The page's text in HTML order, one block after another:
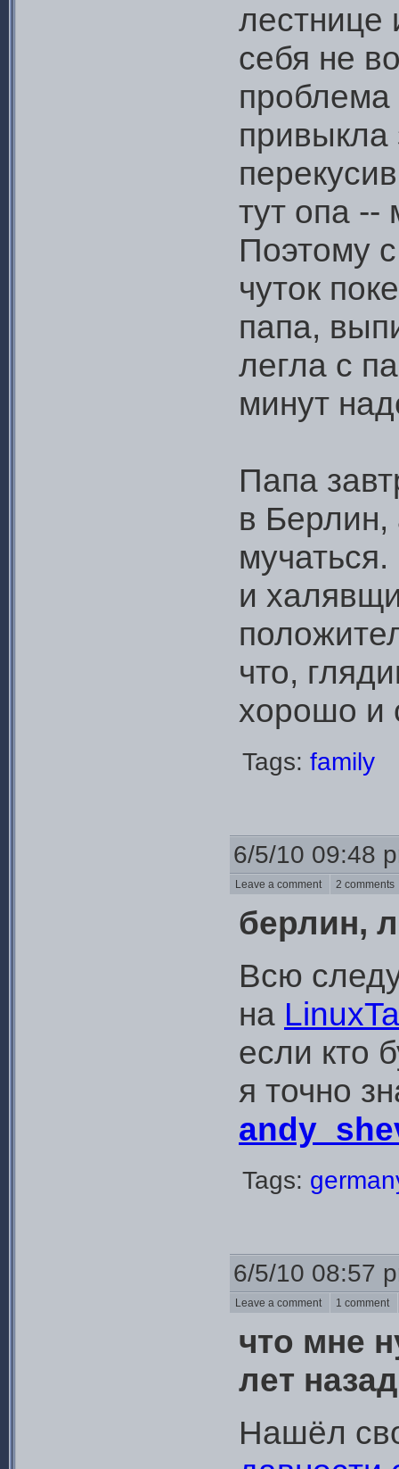
лестнице
себя не
проблема
привыкла
тут опа --
Поэтому
чуток
папа,
легла с
минут
Папа
в
и
что,
хорошо и
Tags: family
6/5/10 09:48
Leave a comment 2
берлин,
Всю
на
если кто
я точно
Tags:
6/5/10 08:57
Leave a comment 1 comment
что мне
лет
Нашёл